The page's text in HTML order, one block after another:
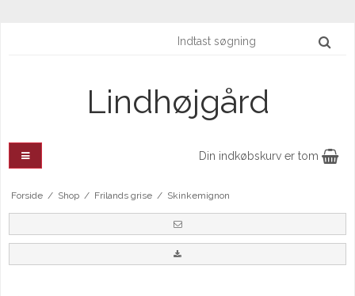
Lindhøjgård
Din indkøbskurv er tom
Forside / Shop / Frilands grise / Skinkemignon